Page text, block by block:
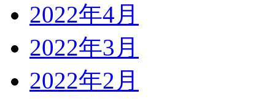
2022年4月
2022年3月
2022年2月